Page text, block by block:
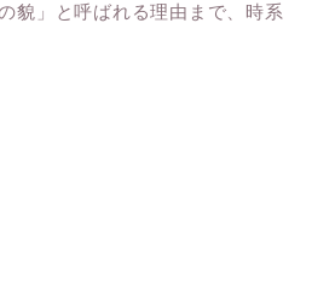
貌」と呼ばれる理由まで、時系